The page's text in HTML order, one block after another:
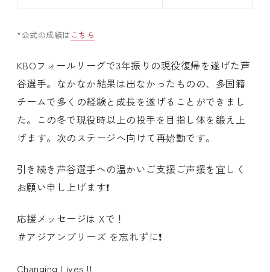
*公式の成績は こちら
KBOフォールリーグで3年振りの現役復帰を遂げた芦
谷選手。なかなか結果は出なかったものの、多国籍
チームで多くの経験と成長を遂げることができまし
た。この冬で現役時以上の投手を目指し体を鍛え上
げます。次のステージへ向けて再始動です。
引き続き芦谷選手への温かいご支援ご声援を宜しく
お願い申し上げます❗️
応援メッセージは Xで！
＃アジアンブリーズ を忘れずに❗️
Changing Lives !!